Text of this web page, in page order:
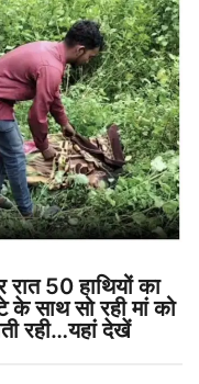
50 हाथियों का
के साथ सो रही मां को
रही…यहां देखें